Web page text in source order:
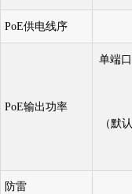
PoE供电线序
PoE输出功率
单端口
（默认
防雷